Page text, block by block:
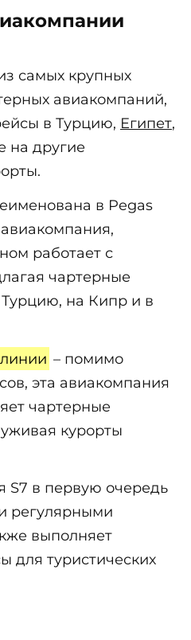
самых крупных
авиакомпаний,
в Турцию, Египет,
на другие
в Pegas
авиакомпания,
работает с
чартерные
на Кипр и в
– помимо
эта авиакомпания
чартерные
курорты
S7 в первую очередь
регулярными
выполняет
для туристических